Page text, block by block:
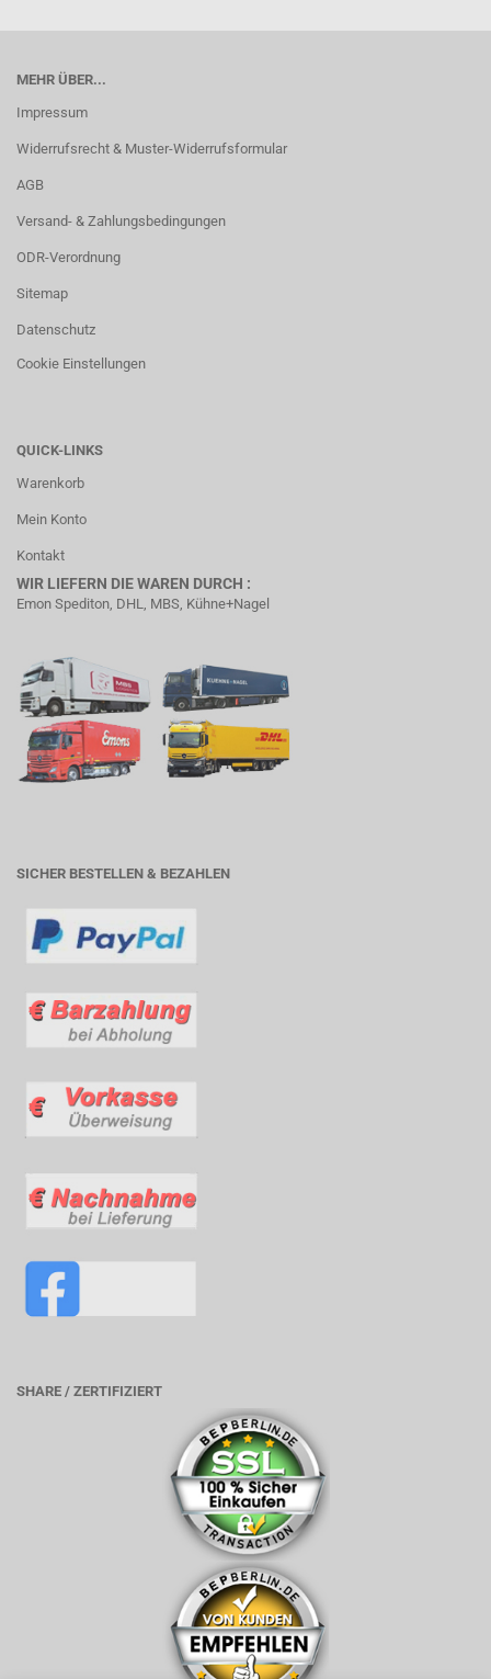
MEHR ÜBER...
Impressum
Widerrufsrecht & Muster-Widerrufsformular
AGB
Versand- & Zahlungsbedingungen
ODR-Verordnung
Sitemap
Datenschutz
Cookie Einstellungen
QUICK-LINKS
Warenkorb
Mein Konto
Kontakt
WIR LIEFERN DIE WAREN DURCH :
Emon Spediton, DHL, MBS, Kühne+Nagel
SICHER BESTELLEN & BEZAHLEN
SHARE / ZERTIFIZIERT